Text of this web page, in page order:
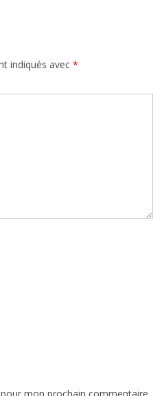
indiqués avec *
mon prochain commentaire.